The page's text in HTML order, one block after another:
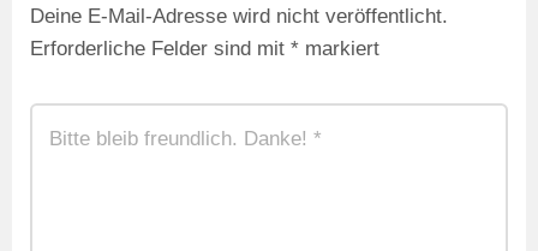
Deine E-Mail-Adresse wird nicht veröffentlicht.
Erforderliche Felder sind mit * markiert